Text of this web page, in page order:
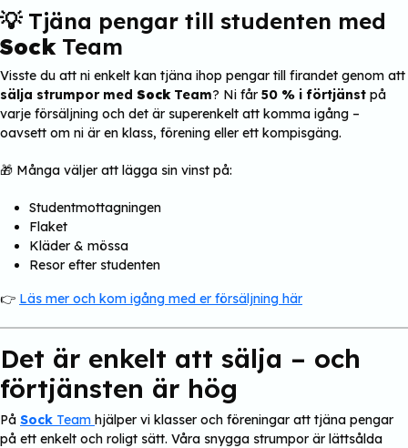
💡 Tjäna pengar till studenten med
SockTeam
Visste du att ni enkelt kan tjäna ihop pengar till firandet genom att
sälja strumpor med SockTeam? Ni får 50 % i förtjänst på
varje försäljning och det är superenkelt att komma igång –
oavsett om ni är en klass, förening eller ett kompisgäng.
🎁 Många väljer att lägga sin vinst på:
Studentmottagningen
Flaket
Kläder & mössa
Resor efter studenten
👉 Läs mer och kom igång med er försäljning här
Det är enkelt att sälja – och
förtjänsten är hög
På Sock Team hjälper vi klasser och föreningar att tjäna pengar
på ett enkelt och roligt sätt. Våra snygga strumpor är lättsålda